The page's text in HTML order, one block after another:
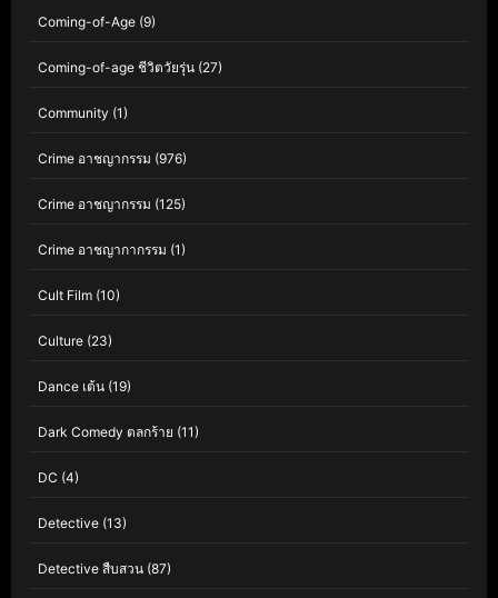
Coming-of-Age (9)
Coming-of-age ชีวิตวัยรุ่น (27)
Community (1)
Crime อาชญากรรม (976)
Crime อาชญากรรม (125)
Crime อาชญากากรรม (1)
Cult Film (10)
Culture (23)
Dance เต้น (19)
Dark Comedy ตลกร้าย (11)
DC (4)
Detective (13)
Detective สืบสวน (87)